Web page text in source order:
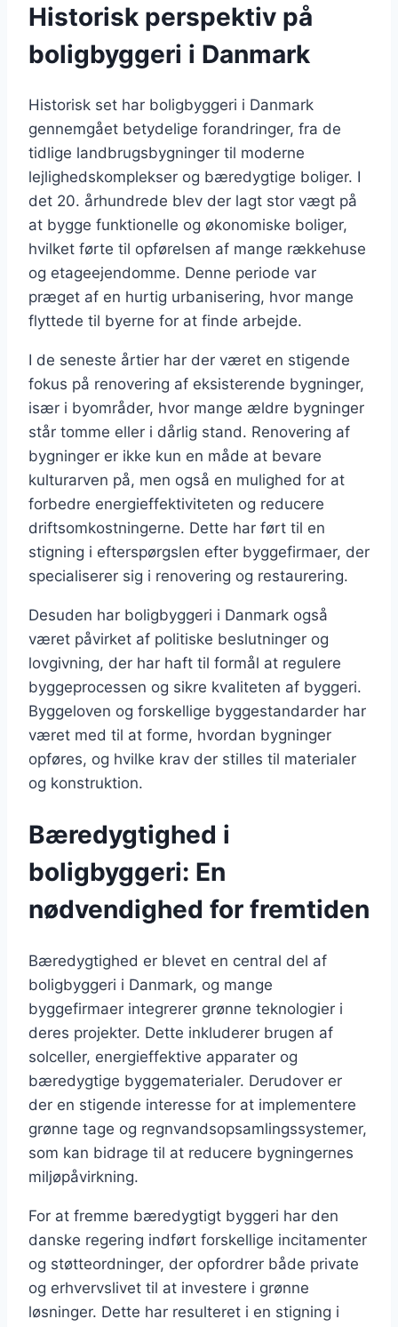
Historisk perspektiv på
boligbyggeri i Danmark
Historisk set har boligbyggeri i Danmark
gennemgået betydelige forandringer, fra de
tidlige landbrugsbygninger til moderne
lejlighedskomplekser og bæredygtige boliger. I
det 20. århundrede blev der lagt stor vægt på
at bygge funktionelle og økonomiske boliger,
hvilket førte til opførelsen af mange rækkehuse
og etageejendomme. Denne periode var
præget af en hurtig urbanisering, hvor mange
flyttede til byerne for at finde arbejde.
I de seneste årtier har der været en stigende
fokus på renovering af eksisterende bygninger,
især i byområder, hvor mange ældre bygninger
står tomme eller i dårlig stand. Renovering af
bygninger er ikke kun en måde at bevare
kulturarven på, men også en mulighed for at
forbedre energieffektiviteten og reducere
driftsomkostningerne. Dette har ført til en
stigning i efterspørgslen efter byggefirmaer, der
specialiserer sig i renovering og restaurering.
Desuden har boligbyggeri i Danmark også
været påvirket af politiske beslutninger og
lovgivning, der har haft til formål at regulere
byggeprocessen og sikre kvaliteten af byggeri.
Byggeloven og forskellige byggestandarder har
været med til at forme, hvordan bygninger
opføres, og hvilke krav der stilles til materialer
og konstruktion.
Bæredygtighed i
boligbyggeri: En
nødvendighed for fremtiden
Bæredygtighed er blevet en central del af
boligbyggeri i Danmark, og mange
byggefirmaer integrerer grønne teknologier i
deres projekter. Dette inkluderer brugen af
solceller, energieffektive apparater og
bæredygtige byggematerialer. Derudover er
der en stigende interesse for at implementere
grønne tage og regnvandsopsamlingssystemer,
som kan bidrage til at reducere bygningernes
miljøpåvirkning.
For at fremme bæredygtigt byggeri har den
danske regering indført forskellige incitamenter
og støtteordninger, der opfordrer både private
og erhvervslivet til at investere i grønne
løsninger. Dette har resulteret i en stigning i